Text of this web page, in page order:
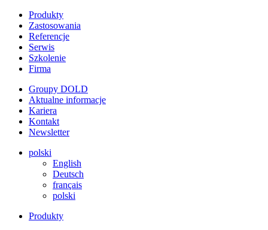
Produkty
Zastosowania
Referencje
Serwis
Szkolenie
Firma
Groupy DOLD
Aktualne informacje
Kariera
Kontakt
Newsletter
polski
English
Deutsch
français
polski
Produkty